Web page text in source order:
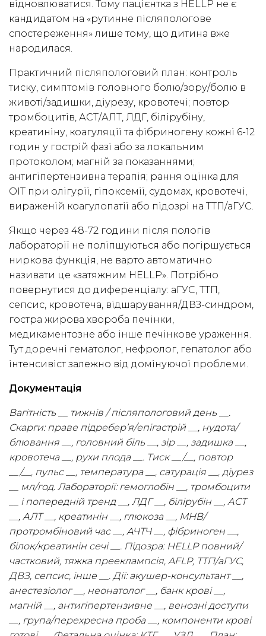
відновлюватися. Тому пацієнтка з HELLP не є
кандидатом на «рутинне післяпологове
спостереження» лише тому, що дитина вже
народилася.
Практичний післяпологовий план: контроль
тиску, симптомів головного болю/зору/болю в
животі/задишки, діурезу, кровотечі; повтор
тромбоцитів, АСТ/АЛТ, ЛДГ, білірубіну,
креатиніну, коагуляції та фібриногену кожні 6-12
годин у гострій фазі або за локальним
протоколом; магній за показаннями;
антигіпертензивна терапія; рання оцінка для
ОІТ при олігурії, гіпоксемії, судомах, кровотечі,
вираженій коагулопатії або підозрі на ТТП/аГУС.
Якщо через 48-72 години після пологів
лабораторії не поліпшуються або погіршується
ниркова функція, не варто автоматично
називати це «затяжним HELLP». Потрібно
повернутися до диференціалу: аГУС, ТТП,
сепсис, кровотеча, відшарування/ДВЗ-синдром,
гостра жирова хвороба печінки,
медикаментозне або інше печінкове ураження.
Тут доречні гематолог, нефролог, гепатолог або
інтенсивіст залежно від домінуючої проблеми.
Документація
Вагітність __ тижнів / післяпологовий день __.
Скарги: праве підребер’я/епігастрій __, нудота/
блювання __, головний біль __, зір __, задишка __,
кровотеча __, рухи плода __. Тиск __/__, повтор
__/__, пульс __, температура __, сатурація __, діурез
__ мл/год. Лабораторії: гемоглобін __, тромбоцити
__ і попередній тренд __, ЛДГ __, білірубін __, АСТ
__, АЛТ __, креатинін __, глюкоза __, МНВ/
протромбіновий час __, АЧТЧ __, фібриноген __,
білок/креатинін сечі __. Підозра: HELLP повний/
частковий, тяжка прееклампсія, AFLP, ТТП/аГУС,
ДВЗ, сепсис, інше __. Дії: акушер-консультант __,
анестезіолог __, неонатолог __, банк крові __,
магній __, антигіпертензивне __, венозні доступи
__, група/перехресна проба __, компоненти крові